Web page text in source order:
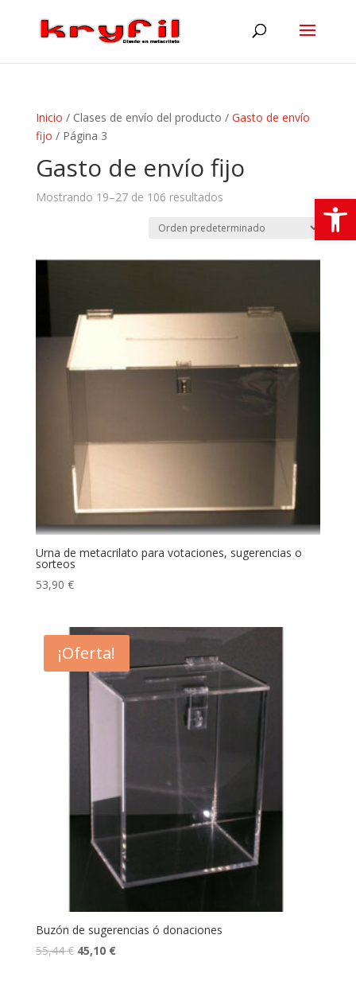
Inicio / Clases de envío del producto / Gasto de envío
fijo / Página 3
Gasto de envío fijo
Mostrando 19–27 de 106 resultados
Urna de metacrilato para votaciones, sugerencias o
sorteos
53,90 €
¡Oferta!
Buzón de sugerencias ó donaciones
55,44€ El
45,10 €El